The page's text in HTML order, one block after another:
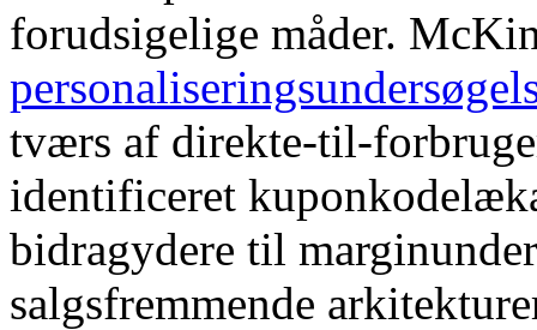
forudsigelige måder.
tværs af direkte-til-
identificeret
bidragydere til
salgsfremmende